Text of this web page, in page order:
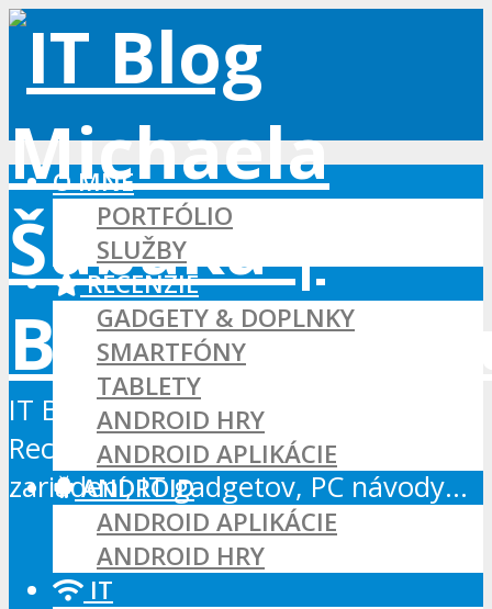
IT Blog - Android, Xbox a WordPress
Recenzie Android aplikácií, hier a
zariadení, IT gadgetov, PC návody...
O MNE
PORTFÓLIO
SLUŽBY
RECENZIE
GADGETY & DOPLNKY
SMARTFÓNY
TABLETY
ANDROID HRY
ANDROID APLIKÁCIE
ANDROID
ANDROID APLIKÁCIE
ANDROID HRY
IT